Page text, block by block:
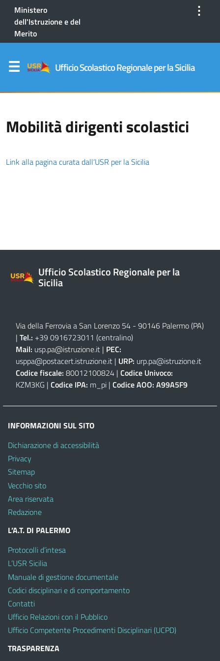
Ministero
dell'Istruzione e del
Merito
⋮
Ufficio Scolastico Regionale per la Sicilia
Mobilità dirigenti scolastici
Link alla pagina curata dall’USR per la Sicilia
Ufficio Scolastico Regionale per la
Sicilia
Via della Ferrovia a San Lorenzo 54 - 90146 Palermo (PA)
| Tel.: +39 0916723011 (centralino)
Mail: usp.pa@istruzione.it | PEC:
usppa@postacert.istruzione.it | URP: urp.pa@istruzione.it
Codice fiscale: 80012100824 | Codice Univoco:
KZM3KG | Codice IPA: m_pi | Codice AOO: A99A5F9
INFORMAZIONI SUL SITO
Dichiarazione di accessibilità
Privacy
Sitemap
Vecchio sito
Area riservata
Redazione
L’A.T. DI PALERMO
Protocolli d’intesa
L’USR Sicilia
Manuale di gestione documentale
Codici disciplinari e di comportamento
Contatti
Ufficio Relazioni con il Pubblico
Ufficio Competente Procedimenti Disciplinari (UCPD)
TRASPARENZA